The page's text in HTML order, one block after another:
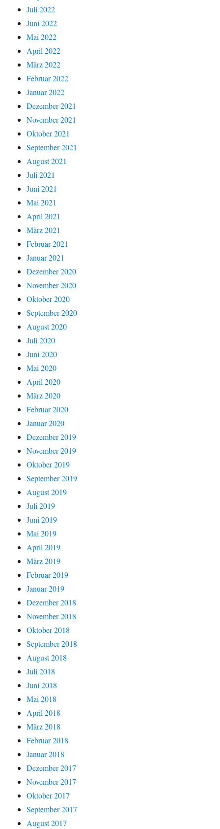
Juli 2022
Juni 2022
Mai 2022
April 2022
März 2022
Februar 2022
Januar 2022
Dezember 2021
November 2021
Oktober 2021
September 2021
August 2021
Juli 2021
Juni 2021
Mai 2021
April 2021
März 2021
Februar 2021
Januar 2021
Dezember 2020
November 2020
Oktober 2020
September 2020
August 2020
Juli 2020
Juni 2020
Mai 2020
April 2020
März 2020
Februar 2020
Januar 2020
Dezember 2019
November 2019
Oktober 2019
September 2019
August 2019
Juli 2019
Juni 2019
Mai 2019
April 2019
März 2019
Februar 2019
Januar 2019
Dezember 2018
November 2018
Oktober 2018
September 2018
August 2018
Juli 2018
Juni 2018
Mai 2018
April 2018
März 2018
Februar 2018
Januar 2018
Dezember 2017
November 2017
Oktober 2017
September 2017
August 2017